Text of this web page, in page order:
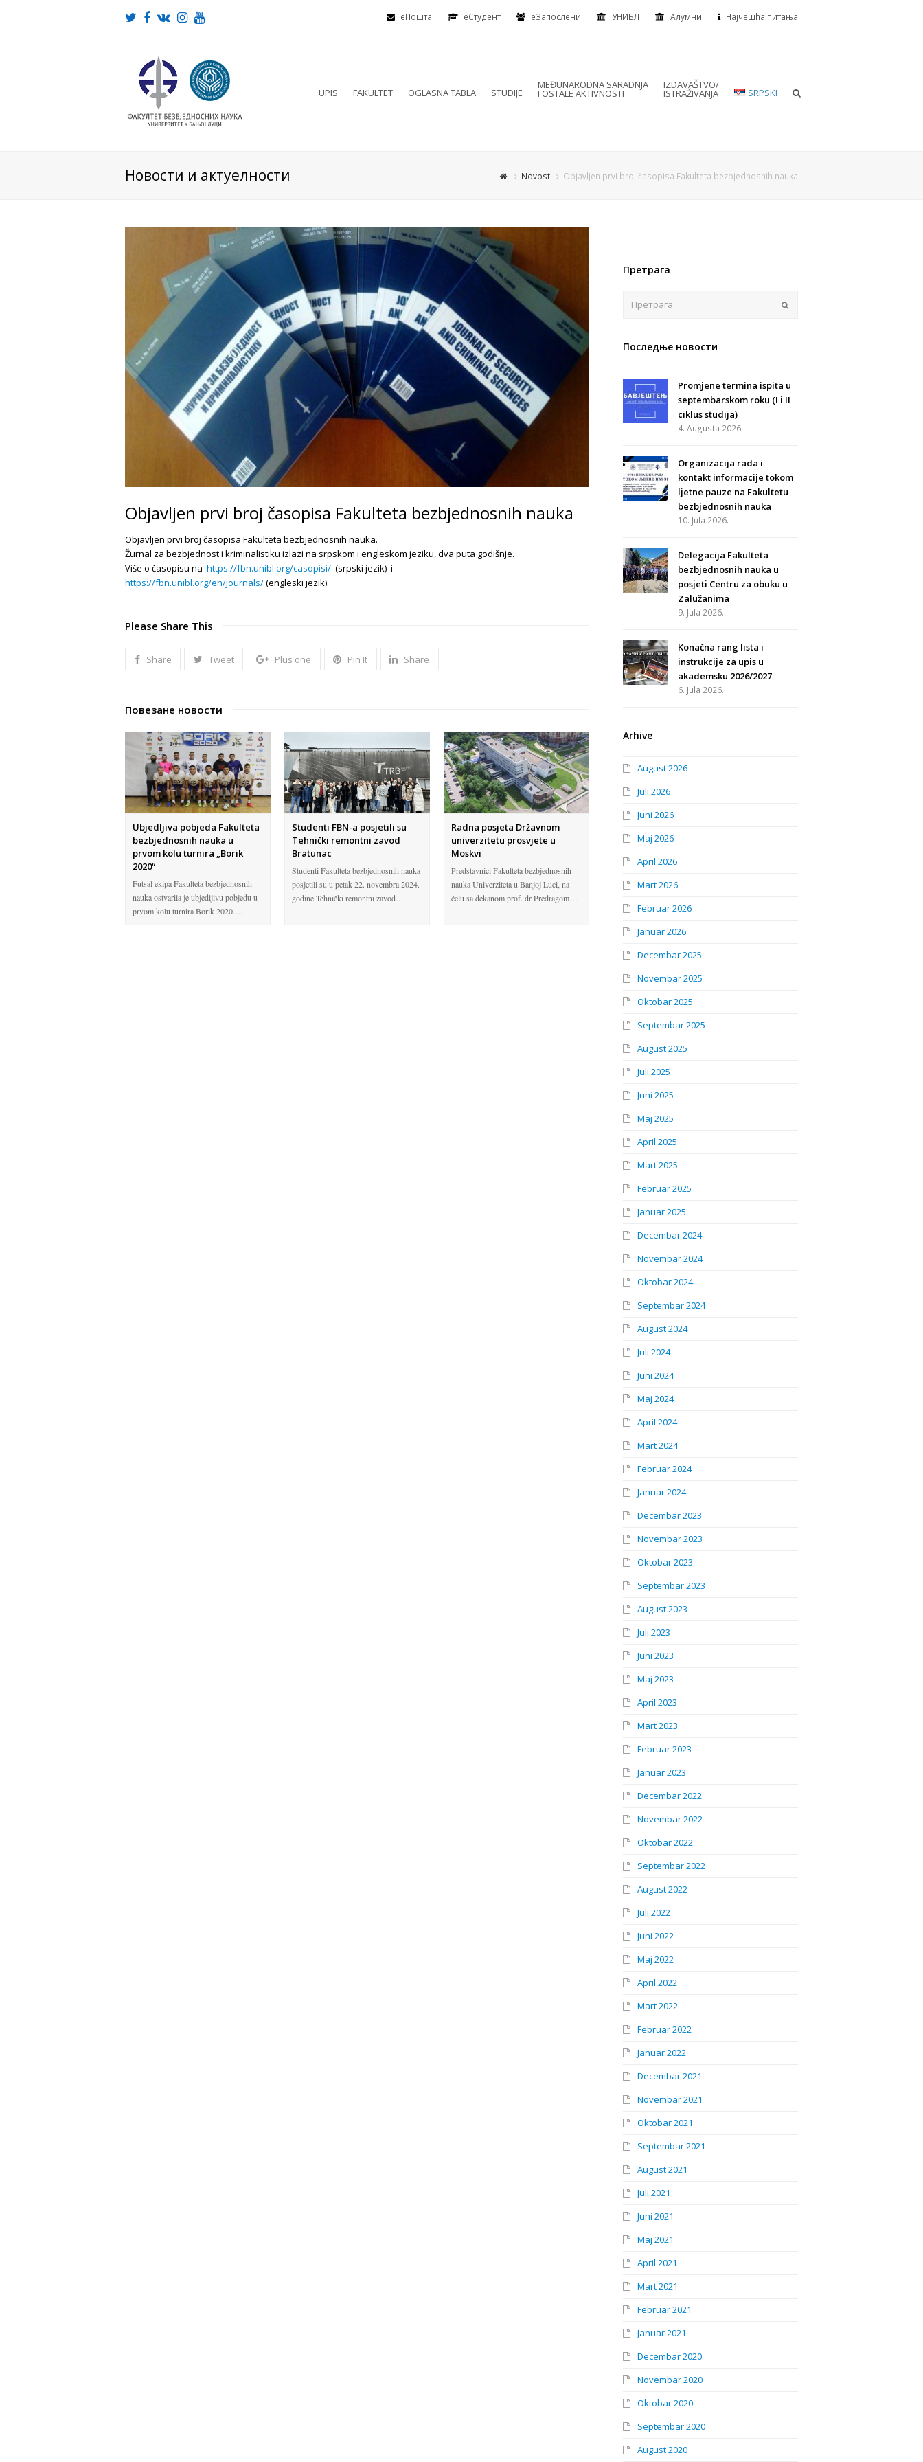
еПошта eСтудент еЗапослени УНИБЛ Алумни Најчешћа питања
Twitter
Facebook
VKInstagram
Youtube
UPIS FAKULTET OGLASNA TABLA STUDIJE
MEĐUNARODNA SARADNJA
I OSTALE AKTIVNOSTI
IZDAVAŠTVO/
ISTRAŽIVANJA SRPSKI
Новости и актуелности Novosti Objavljen prvi broj časopisa Fakulteta bezbjednosnih nauka
Objavljen prvi broj časopisa Fakulteta bezbjednosnih nauka
Objavljen prvi broj časopisa Fakulteta bezbjednosnih nauka.
Žurnal za bezbjednost i kriminalistiku izlazi na srpskom i engleskom jeziku, dva puta godišnje.
Više o časopisu na https://fbn.unibl.org/casopisi/ (srpski jezik) i
https://fbn.unibl.org/en/journals/(engleski jezik).
Please Share This
Share Tweet Plus one Pin It Share
Повезане новости
Ubjedljiva pobjeda Fakulteta
bezbjednosnih nauka u
prvom kolu turnira „Borik
2020“
Futsal ekipa Fakulteta bezbjednosnih
nauka ostvarila je ubjedljivu pobjedu u
prvom kolu turnira Borik 2020.…
Studenti FBN-a posjetili su
Tehnički remontni zavod
Bratunac
Studenti Fakulteta bezbjednosnih nauka
posjetili su u petak 22. novembra 2024.
godine Tehnički remontni zavod…
Radna posjeta Državnom
univerzitetu prosvjete u
Moskvi
Predstavnici Fakulteta bezbjednosnih
nauka Univerziteta u Banjoj Luci, na
čelu sa dekanom prof. dr Predragom…
Претрага
Последње новости
Promjene termina ispita u
septembarskom roku (I i II
ciklus studija)
4. Augusta 2026.
Organizacija rada i
kontakt informacije tokom
ljetne pauze na Fakultetu
bezbjednosnih nauka
10. Jula 2026.
Delegacija Fakulteta
bezbjednosnih nauka u
posjeti Centru za obuku u
Zalužanima
9. Jula 2026.
Konačna rang lista i
instrukcije za upis u
akademsku 2026/2027
6. Jula 2026.
Arhive
August 2026
Juli 2026
Juni 2026
Maj 2026
April 2026
Mart 2026
Februar 2026
Januar 2026
Decembar 2025
Novembar 2025
Oktobar 2025
Septembar 2025
August 2025
Juli 2025
Juni 2025
Maj 2025
April 2025
Mart 2025
Februar 2025
Januar 2025
Decembar 2024
Novembar 2024
Oktobar 2024
Septembar 2024
August 2024
Juli 2024
Juni 2024
Maj 2024
April 2024
Mart 2024
Februar 2024
Januar 2024
Decembar 2023
Novembar 2023
Oktobar 2023
Septembar 2023
August 2023
Juli 2023
Juni 2023
Maj 2023
April 2023
Mart 2023
Februar 2023
Januar 2023
Decembar 2022
Novembar 2022
Oktobar 2022
Septembar 2022
August 2022
Juli 2022
Juni 2022
Maj 2022
April 2022
Mart 2022
Februar 2022
Januar 2022
Decembar 2021
Novembar 2021
Oktobar 2021
Septembar 2021
August 2021
Juli 2021
Juni 2021
Maj 2021
April 2021
Mart 2021
Februar 2021
Januar 2021
Decembar 2020
Novembar 2020
Oktobar 2020
Septembar 2020
August 2020